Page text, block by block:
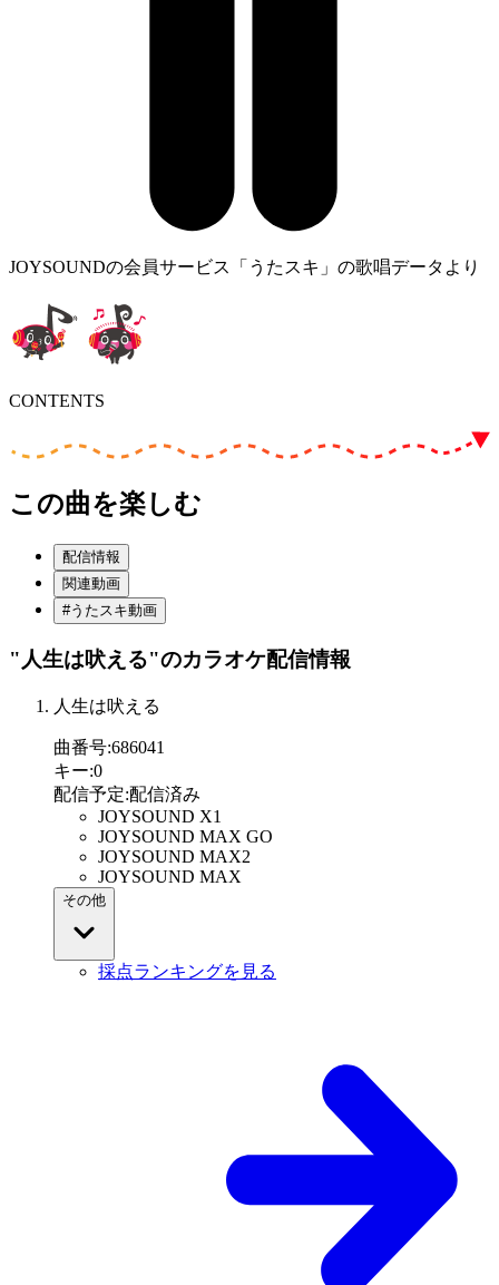
JOYSOUNDの会員サービス「うたスキ」の歌唱データより
CONTENTS
この曲を楽しむ
配信情報
関連動画
#うたスキ動画
"人生は吠える"のカラオケ配信情報
人生は吠える
曲番号:686041
キー:0
配信予定:配信済み
JOYSOUND X1
JOYSOUND MAX GO
JOYSOUND MAX2
JOYSOUND MAX
その他
採点ランキングを見る